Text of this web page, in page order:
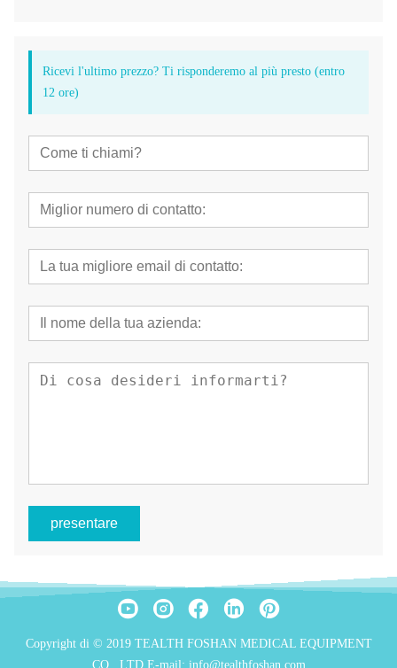
Ricevi l'ultimo prezzo? Ti risponderemo al più presto (entro
12 ore)
presentare
Copyright di © 2019 TEALTH FOSHAN MEDICAL EQUIPMENT
CO., LTD E-mail: info@tealthfoshan.com